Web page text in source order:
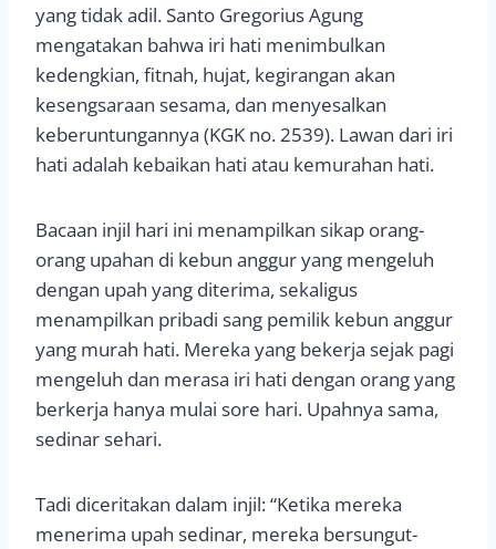
yang tidak adil. Santo Gregorius Agung
mengatakan bahwa iri hati menimbulkan
kedengkian, fitnah, hujat, kegirangan akan
kesengsaraan sesama, dan menyesalkan
keberuntungannya (KGK no. 2539). Lawan dari iri
hati adalah kebaikan hati atau kemurahan hati.
Bacaan injil hari ini menampilkan sikap orang-
orang upahan di kebun anggur yang mengeluh
dengan upah yang diterima, sekaligus
menampilkan pribadi sang pemilik kebun anggur
yang murah hati. Mereka yang bekerja sejak pagi
mengeluh dan merasa iri hati dengan orang yang
berkerja hanya mulai sore hari. Upahnya sama,
sedinar sehari.
Tadi diceritakan dalam injil: “Ketika mereka
menerima upah sedinar, mereka bersungut-